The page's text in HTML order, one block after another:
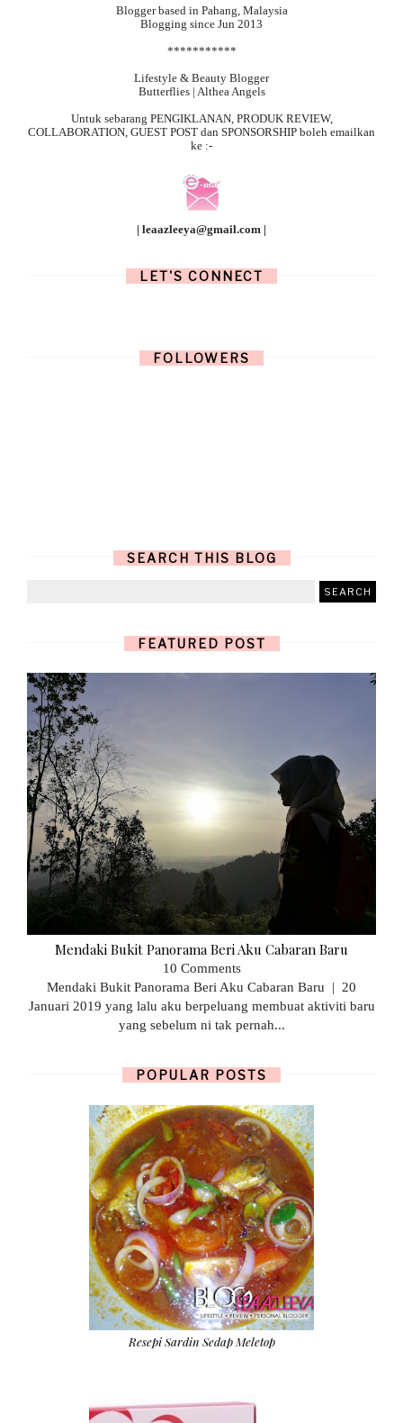
Blogger based in Pahang, Malaysia
Blogging since Jun 2013
***********
Lifestyle & Beauty Blogger
Butterflies | Althea Angels
Untuk sebarang PENGIKLANAN, PRODUK REVIEW,
COLLABORATION, GUEST POST dan SPONSORSHIP boleh emailkan
ke :-
| leaazleeya@gmail.com |
LET'S CONNECT
FOLLOWERS
SEARCH THIS BLOG
FEATURED POST
Mendaki Bukit Panorama Beri Aku Cabaran Baru
10 Comments
Mendaki Bukit Panorama Beri Aku Cabaran Baru | 20
Januari 2019 yang lalu aku berpeluang membuat aktiviti baru
yang sebelum ni tak pernah...
POPULAR POSTS
Resepi Sardin Sedap Meletop